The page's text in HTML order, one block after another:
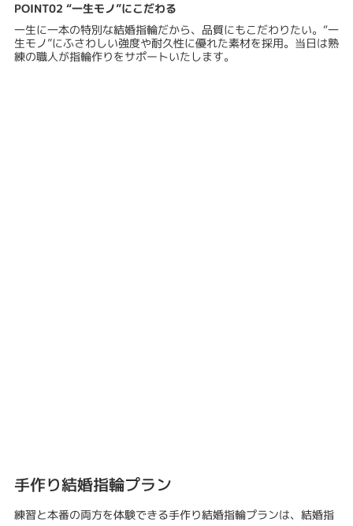
POINT02 “一生モノ”にこだわる
一生に一本の特別な結婚指輪だから、品質にもこだわりたい。“一
生モノ”にふさわしい強度や耐久性に優れた素材を採用。当日は熟
練の職人が指輪作りをサポートいたします。
手作り結婚指輪プラン
練習と本番の両方を体験できる手作り結婚指輪プランは、結婚指